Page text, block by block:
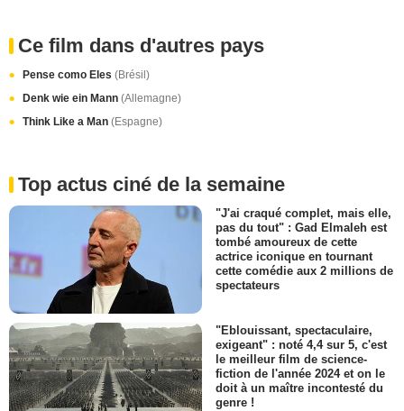
Ce film dans d'autres pays
Pense como Eles (Brésil)
Denk wie ein Mann (Allemagne)
Think Like a Man (Espagne)
Top actus ciné de la semaine
"J'ai craqué complet, mais elle,
pas du tout" : Gad Elmaleh est
tombé amoureux de cette
actrice iconique en tournant
cette comédie aux 2 millions de
spectateurs
"Eblouissant, spectaculaire,
exigeant" : noté 4,4 sur 5, c'est
le meilleur film de science-
fiction de l'année 2024 et on le
doit à un maître incontesté du
genre !